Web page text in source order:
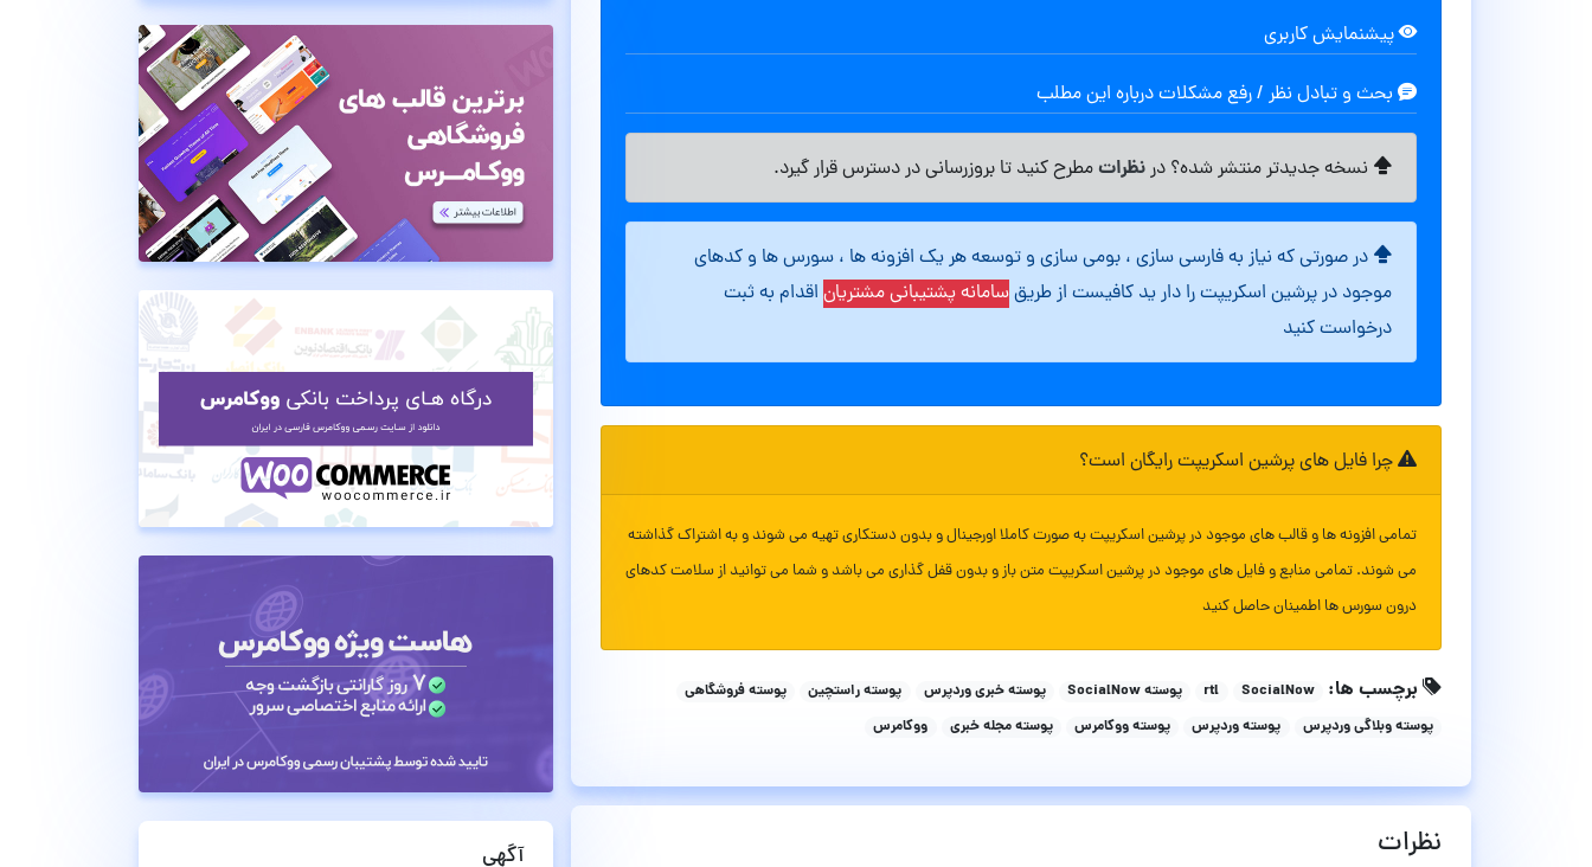
پیشنمایش کاربری
بحث و تبادل نظر / رفع مشکلات درباره این مطلب
نسخه جدیدتر منتشر شده؟ درنظراتمطرح کنید تا بروزرسانی در دسترس قرار گیرد.
در صورتی که نیاز به فارسی سازی ، بومی سازی و توسعه هر یک افزونه ها ، سورس ها و کدهای
موجود در پرشین اسکریپت را دار ید کافیست از طریقسامانه پشتیبانی مشتریان اقدام به ثبت
درخواست کنید
چرا فایل های پرشین اسکریپت رایگان است؟
تمامی افزونه ها و قالب های موجود در پرشین اسکریپت به صورت کاملا اورجینال و بدون دستکاری تهیه می شوند و به اشتراک گذاشته
می شوند. تمامی منابع و فایل های موجود در پرشین اسکریپت متن باز و بدون قفل گذاری می باشد و شما می توانید از سلامت کدهای
درون سورس ها اطمینان حاصل کنید
برچسب ها: SocialNow
rtl پوسته SocialNow پوسته خبری وردپرس پوسته راستچین
پوسته فروشگاهی
پوسته وبلاگی وردپرس
پوسته وردپرس پوسته ووکامرس پوسته مجله خبری ووکامرس
نظرات آگهی